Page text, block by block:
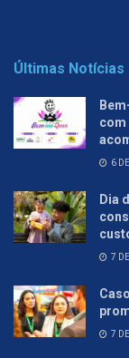
Últimas Notícias
com
6
Dia
7
7